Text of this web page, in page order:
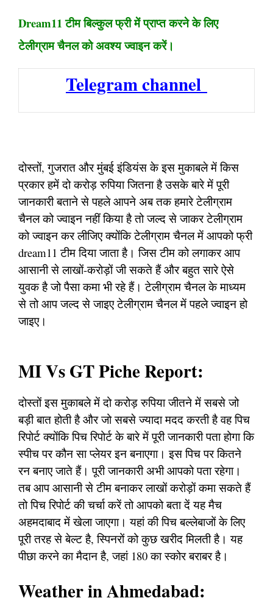
Dream11 टीम बिल्कुल फ्री में प्राप्त करने के लिए
टेलीग्राम चैनल को अवश्य ज्वाइन करें।
Telegram channel
दोस्तों, गुजरात और मुंबई इंडियंस के इस मुकाबले में किस
प्रकार हमें दो करोड़ रुपिया जितना है उसके बारे में पूरी
जानकारी बताने से पहले आपने अब तक हमारे टेलीग्राम
चैनल को ज्वाइन नहीं किया है तो जल्द से जाकर टेलीग्राम
को ज्वाइन कर लीजिए क्योंकि टेलीग्राम चैनल में आपको फ्री
dream11 टीम दिया जाता है। जिस टीम को लगाकर आप
आसानी से लाखों-करोड़ों जी सकते हैं और बहुत सारे ऐसे
युवक है जो पैसा कमा भी रहे हैं। टेलीग्राम चैनल के माध्यम
से तो आप जल्द से जाइए टेलीग्राम चैनल में पहले ज्वाइन हो
जाइए।
MI Vs GT Piche Report:
दोस्तों इस मुकाबले में दो करोड़ रुपिया जीतने में सबसे जो
बड़ी बात होती है और जो सबसे ज्यादा मदद करती है वह पिच
रिपोर्ट क्योंकि पिच रिपोर्ट के बारे में पूरी जानकारी पता होगा कि
स्पीच पर कौन सा प्लेयर इन बनाएगा। इस पिच पर कितने
रन बनाए जाते हैं। पूरी जानकारी अभी आपको पता रहेगा।
तब आप आसानी से टीम बनाकर लाखों करोड़ों कमा सकते हैं
तो पिच रिपोर्ट की चर्चा करें तो आपको बता दें यह मैच
अहमदाबाद में खेला जाएगा। यहां की पिच बल्लेबाजों के लिए
पूरी तरह से बेल्ट है, स्पिनरों को कुछ खरीद मिलती है। यह
पीछा करने का मैदान है, जहां 180 का स्कोर बराबर है।
Weather in Ahmedabad: